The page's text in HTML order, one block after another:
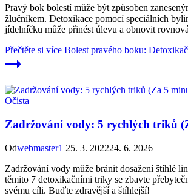
Pravý bok bolestí může být způsoben
žlučníkem. Detoxikace pomocí speciálních
jídelníčku může přinést úlevu a obnovit
Přečtěte si více Bolest pravého boku:
Očista
Zadržování vody: 5 rychlých triků
Odwebmaster1 25. 3. 202224. 6. 2026
Zadržování vody může bránit dosažení štíhlé
těmito 7 detoxikačními triky se zbavte
svému cíli. Buďte zdravější a štíhlejší!